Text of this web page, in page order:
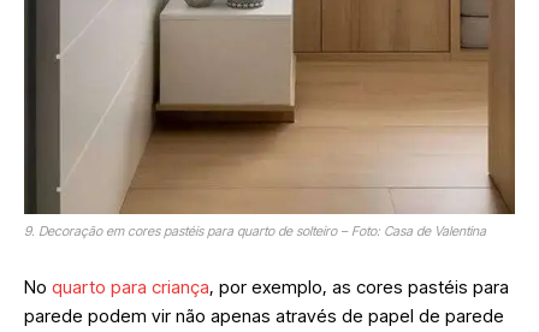
9. Decoração em cores pastéis para quarto de solteiro – Foto: Casa de Valentina
No quarto para criança, por exemplo, as cores pastéis para
parede podem vir não apenas através de papel de parede